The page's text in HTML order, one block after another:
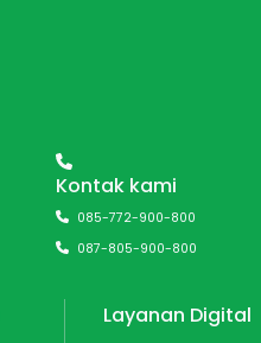
Kontak kami
085-772-900-800
087-805-900-800
Layanan Digital